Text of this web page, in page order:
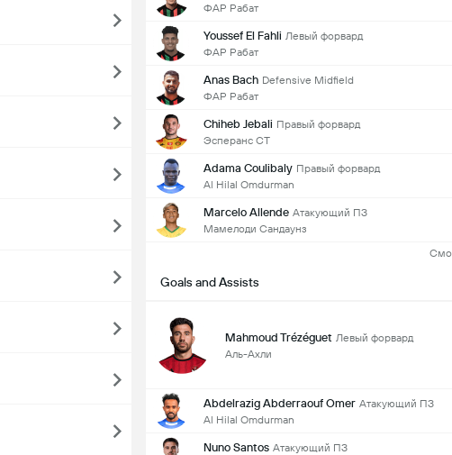
ФАР Рабат
Youssef El Fahli Левый форвард
ФАР Рабат
Anas Bach Defensive Midfield
ФАР Рабат
Chiheb Jebali Правый форвард
Эсперанс СТ
Adama Coulibaly Правый форвард
Al Hilal Omdurman
Marcelo Allende Атакующий ПЗ
Мамелоди Сандаунз
Goals and Assists
Mahmoud Trézéguet Левый форвард
Аль-Ахли
Abdelrazig Abderraouf Omer Атакующий ПЗ
Al Hilal Omdurman
Nuno Santos Атакующий ПЗ